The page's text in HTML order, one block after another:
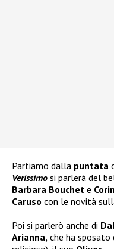
Partiamo dalla puntata
Verissimo si parlerà del
Barbara Bouchet e
Caruso con le novità
Poi si parlerò anche di
Arianna, che ha